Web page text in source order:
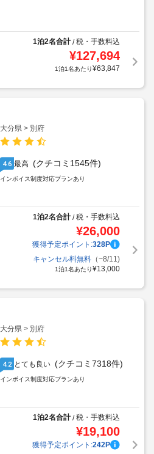
1泊2名合計/税・手数料込
¥127,694
1泊1名あたり¥63,847
大分県 > 別府
4.6 最高 (クチコミ1545件)
インボイス制度対応プランあり
1泊2名合計/税・手数料込
¥26,000
獲得予定ポイント:328P
キャンセル料無料（~8/11)
1泊1名あたり¥13,000
大分県 > 別府
4.2 とても良い (クチコミ7318件)
インボイス制度対応プランあり
1泊2名合計/税・手数料込
¥19,100
獲得予定ポイント:242P